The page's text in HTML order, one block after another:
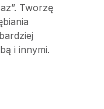
Tworzę
i innymi.